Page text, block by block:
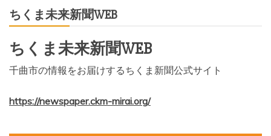
ちくま未来新聞WEB
ちくま未来新聞WEB
千曲市の情報をお届けするちくま新聞公式サイト
https://newspaper.ckm-mirai.org/